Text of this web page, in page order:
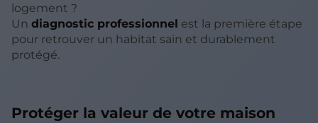
logement ?
Un diagnostic professionnel est la première étape
pour retrouver un habitat sain et durablement
protégé.
Protéger la valeur de votre maison